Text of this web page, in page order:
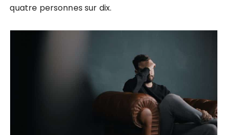
quatre personnes sur dix.